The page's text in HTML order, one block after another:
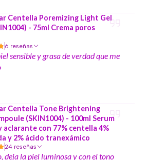
Centella Poremizing Light Gel
- 75ml Crema poros
6 reseñas
sensible y grasa de verdad que me
Centella Tone Brightening
(SKIN1004) - 100ml Serum
aclarante con 77% centella 4%
y 2% ácido tranexámico
24 reseñas
deja la piel luminosa y con el tono